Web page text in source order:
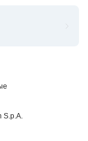
52 c
S.p.A.